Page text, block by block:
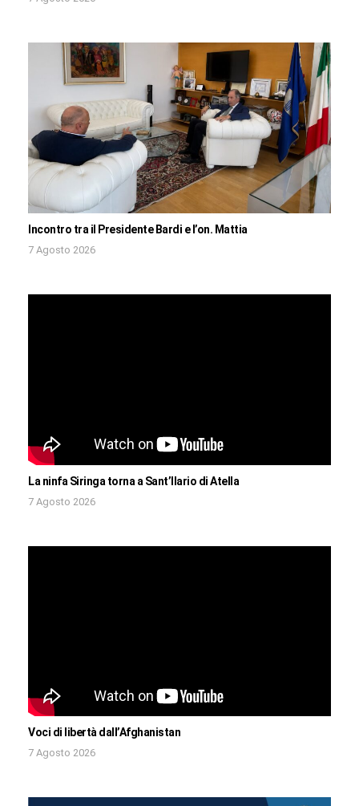
Incontro tra il Presidente Bardi e l’on. Mattia
7 Agosto 2026
La ninfa Siringa torna a Sant’Ilario di Atella
7 Agosto 2026
Voci di libertà dall’Afghanistan
7 Agosto 2026